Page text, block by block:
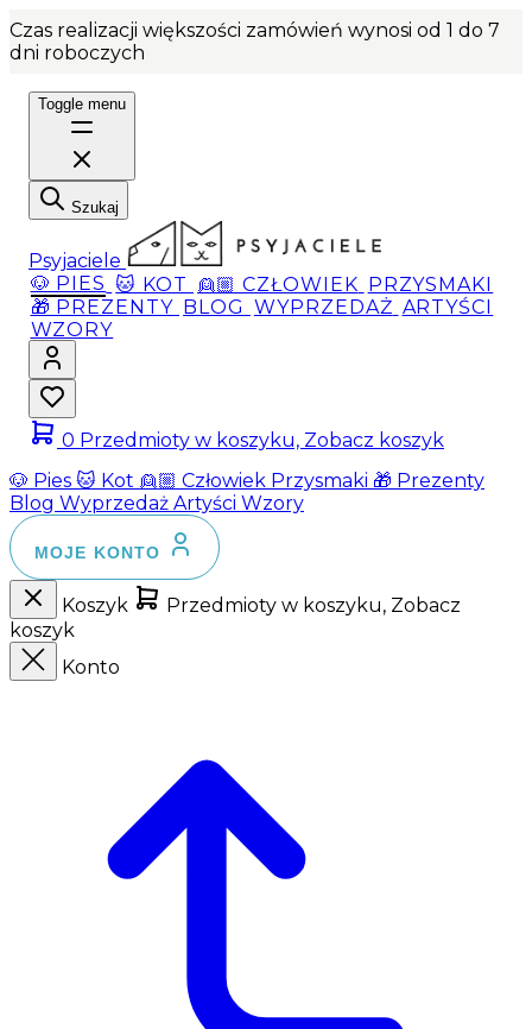
Czas realizacji większości zamówień wynosi od 1 do 7
dni roboczych
Toggle menu
Szukaj
Psyjaciele
🐶 PIES 🐱 KOT 👱🏼 CZŁOWIEK PRZYSMAKI
🎁 PREZENTY BLOG WYPRZEDAŻ ARTYŚCI
WZORY
0 Przedmioty w koszyku, Zobacz koszyk
🐶 Pies 🐱 Kot 👱🏼 Człowiek Przysmaki 🎁 Prezenty
Blog Wyprzedaż Artyści Wzory
MOJE KONTO
Koszyk
Przedmioty w koszyku, Zobacz
koszyk
Konto